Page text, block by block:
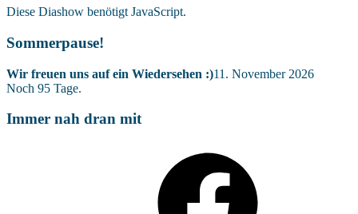
Diese Diashow benötigt JavaScript.
Sommerpause!
Wir freuen uns auf ein Wiedersehen :)11. November 2026
Noch 95 Tage.
Immer nah dran mit